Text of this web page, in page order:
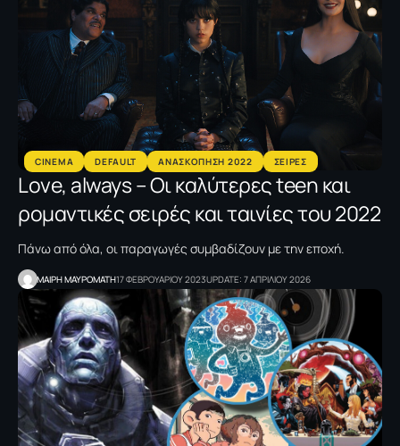
CINEMA DEFAULT ΑΝΑΣΚΟΠΗΣΗ 2022 ΣΕΙΡΕΣ
Love, always – Οι καλύτερες teen και
ρομαντικές σειρές και ταινίες του 2022
Πάνω από όλα, οι παραγωγές συμβαδίζουν με την εποχή.
MΑΙΡΗ ΜΑΥΡΟΜΑΤΗ17 ΦΕΒΡΟΥΑΡΙΟΥ 2023UPDATE: 7 ΑΠΡΙΛΙΟΥ 2026